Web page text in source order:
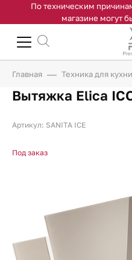
По техническим
магазине могут
Главная Техника для кухни
Вытяжка Elica
Артикул: SANITA ICE
Под заказ